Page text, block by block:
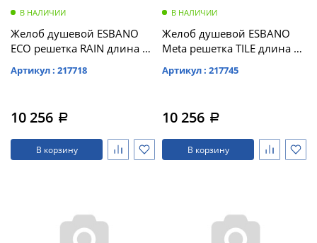
В НАЛИЧИИ
Желоб душевой ESBANO
ECO решетка RAIN длина 70
RAIN-70MB)
Артикул : 217718
10 256 a
В корзину
В НАЛИЧИИ
Желоб душевой ESBANO
Meta решетка TILE длина 70
70MC)
Артикул : 217745
10 256 a
В корзину